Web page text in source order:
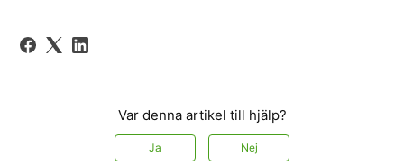
Var denna artikel till hjälp?
Ja Nej